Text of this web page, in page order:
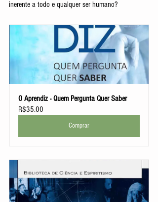
inerente a todo e qualquer ser humano?
O Aprendiz - Quem Pergunta Quer Saber
R$35.00
Comprar